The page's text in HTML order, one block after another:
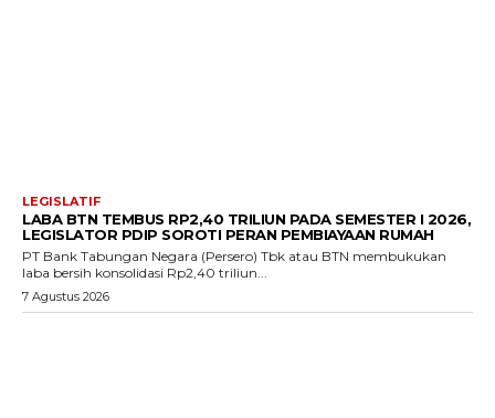
LEGISLATIF
LABA BTN TEMBUS RP2,40 TRILIUN PADA SEMESTER I 2026,
LEGISLATOR PDIP SOROTI PERAN PEMBIAYAAN RUMAH
PT Bank Tabungan Negara (Persero) Tbk atau BTN membukukan
laba bersih konsolidasi Rp2,40 triliun...
7 Agustus 2026